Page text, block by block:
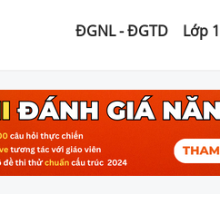
ĐGNL - ĐGTD Lớp